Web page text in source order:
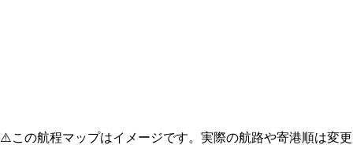
⚠️この航程マップはイメージです。実際の航路や寄港順は変更